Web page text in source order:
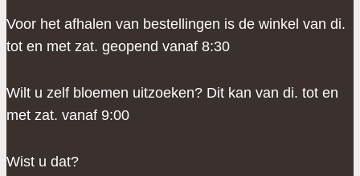
Voor het afhalen van bestellingen is de winkel van di.
tot en met zat. geopend vanaf 8:30
Wilt u zelf bloemen uitzoeken? Dit kan van di. tot en
met zat. vanaf 9:00
Wist u dat?